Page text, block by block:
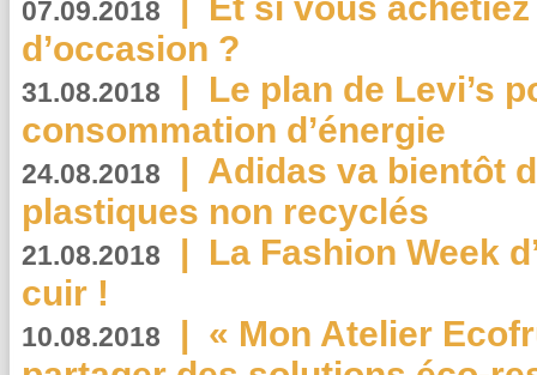
07.09.2018
d’occasion ?
31.08.2018 | Le plan de Levi’s
consommation d’énergie
24.08.2018 | Adidas va bientôt
plastiques non recyclés
21.08.2018 | La Fashion Week
cuir !
10.08.2018 | « Mon Atelier